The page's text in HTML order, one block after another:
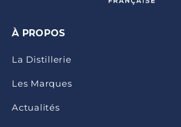
À PROPOS
La Distillerie
Les Marques
Actualités